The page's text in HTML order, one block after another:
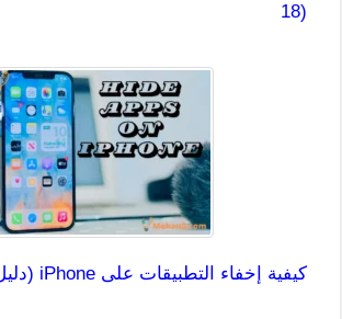
18)
كيفية إخفاء التطبيقات على iPhone (دليل شامل)